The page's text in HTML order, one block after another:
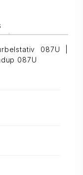
087U |
087U